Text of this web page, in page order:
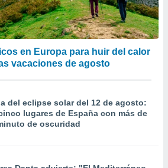
en Europa para huir del calor
vacaciones de agosto
del eclipse solar del 12 de agosto:
lugares de España con más de
de oscuridad